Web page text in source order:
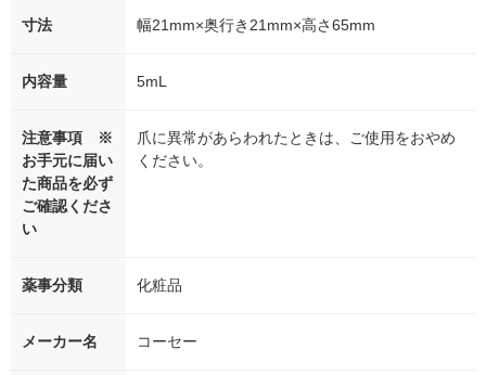
寸法 幅21mm×奥行き21mm×高さ65mm
内容量 5mL
注意事項 ※
お手元に届い
た商品を必ず
ご確認くださ
い
爪に異常があらわれたときは、ご使用をおやめ
ください。
薬事分類 化粧品
メーカー名 コーセー